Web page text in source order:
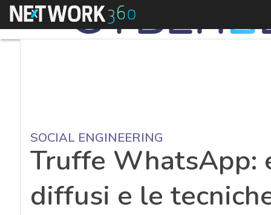
Menu
SOCIAL ENGINEERING
Truffe WhatsApp:
diffusi e le